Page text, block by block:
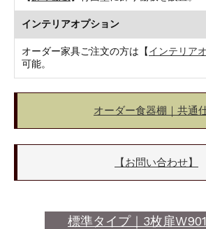
インテリアオプション
オーダー家具ご注文の方は【インテリア
可能。
オーダー食器棚｜共通
【お問い合わせ】
標準タイプ｜3枚扉